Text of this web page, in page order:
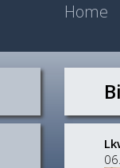
Home